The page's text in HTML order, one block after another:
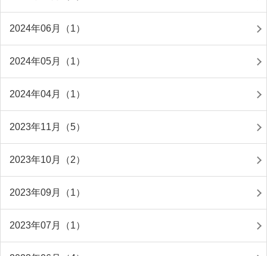
2024年06月（1）
2024年05月（1）
2024年04月（1）
2023年11月（5）
2023年10月（2）
2023年09月（1）
2023年07月（1）